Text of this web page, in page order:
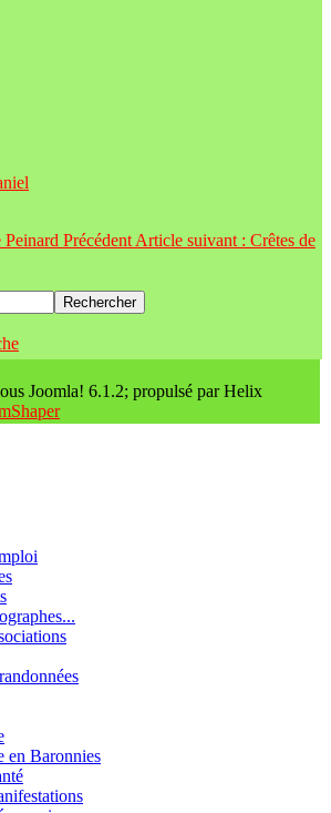
Précédent Article suivant : Crêtes de
Rechercher
Joomla! 6.1.2; propulsé par Helix
en Baronnies